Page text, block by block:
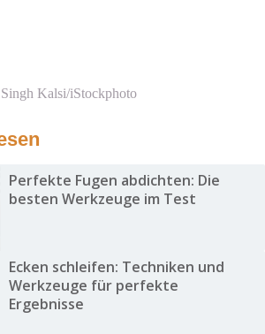
Kalsi/iStockphoto
Perfekte Fugen abdichten: Die
besten Werkzeuge im Test
Ecken schleifen: Techniken und
Werkzeuge für perfekte
Ergebnisse